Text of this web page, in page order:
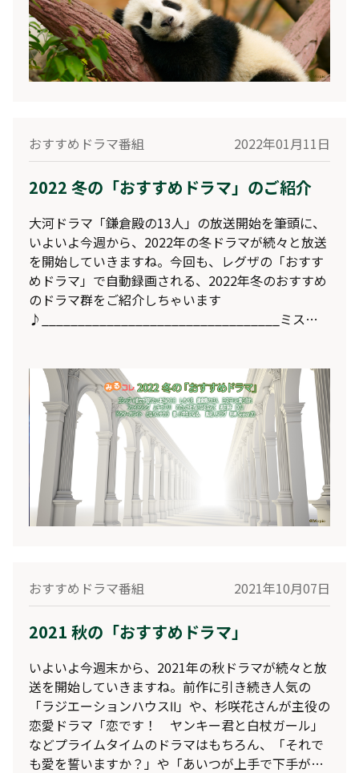
おすすめドラマ番組 2022年01月11日
2022 冬の「おすすめドラマ」のご紹介
大河ドラマ「鎌倉殿の13人」の放送開始を筆頭に、
いよいよ今週から、2022年の冬ドラマが続々と放送
を開始していきますね。今回も、レグザの「おすす
めドラマ」で自動録画される、2022年冬のおすすめ
のドラマ群をご紹介しちゃいます
♪_________________________________ミステ
筒井道隆、遠藤憲一原作：『ミステリと言う勿れ』
田村由美（小学館『月刊フラワーズ』連載中）
おすすめドラマ番組 2021年10月07日
2021 秋の「おすすめドラマ」
いよいよ今週末から、2021年の秋ドラマが続々と放
送を開始していきますね。前作に引き続き人気の
「ラジエーションハウスⅡ」や、杉咲花さんが主役の
恋愛ドラマ「恋です！ ヤンキー君と白杖ガール」
などプライムタイムのドラマはもちろん、「それで
も愛を誓いますか？」や「あいつが上手で下手が僕